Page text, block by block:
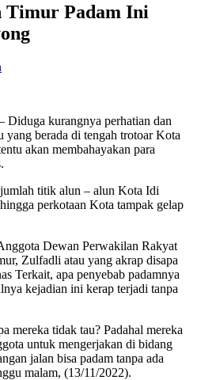
Timur Padam Ini
Diduga kurangnya perhatian dan
yang berada di tengah trotoar Kota
akan membahayakan para
titik alun – alun Kota Idi
perkotaan Kota tampak gelap
Dewan Perwakilan Rakyat
Zulfadli atau yang akrap disapa
Terkait, apa penyebab padamnya
kejadian ini kerap terjadi tanpa
mereka tidak tau? Padahal mereka
untuk mengerjakan di bidang
jalan bisa padam tanpa ada
malam, (13/11/2022).